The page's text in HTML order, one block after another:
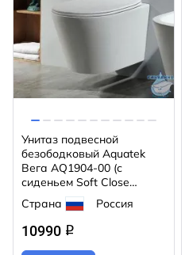
Унитаз подвесной
безободковый Aquatek
Вега AQ1904-00 (с
сиденьем Soft Close
(микролифт)
Страна Россия
10990 q